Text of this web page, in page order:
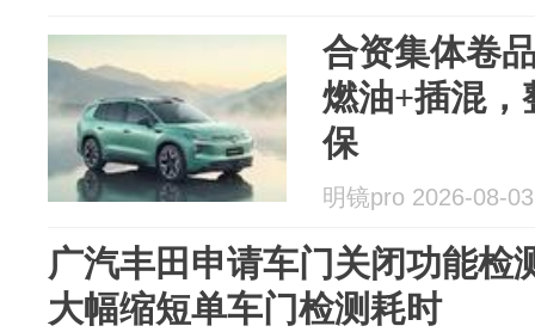
合资集体卷
燃油+插混，
保
明镜pro 2026-08-03
广汽丰田申请车门关闭功能检
大幅缩短单车门检测耗时